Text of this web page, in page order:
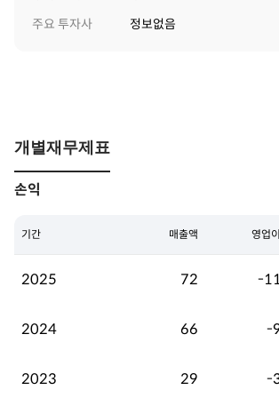
주요 투자사
정보없음
개별재무제표
손익
기간 매출액 영업
2025 72 -
2024 66 -
2023 29 -